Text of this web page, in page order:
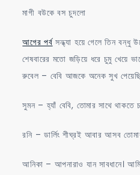
মাগী বউকে বস চুদলো
আগের পর্বসন্ধ্যা হয়ে গেলে তিন বন্ধু
শেষবারের মতো জড়িয়ে ধরে চুমু খেয়ে
রুবেল – বেবি আজকে অনেক সুখ
সুমন – হ্যাঁ বেবি, তোমার সাথে থাকতে
রনি – ডার্লিং শীঘ্রই আবার আসব
আনিকা – আপনারাও যান সাবধানে।